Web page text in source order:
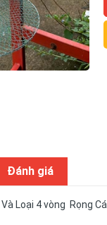
Đánh giá
Loại 4 vòng Rọng Cá